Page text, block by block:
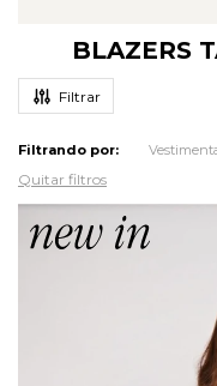
BLAZERS
Filtrando por:
Quitar filtros